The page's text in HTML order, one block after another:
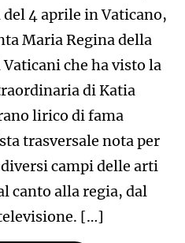
4 aprile in Vaticano,
Maria Regina della
che ha visto la
di Katia
lirico di fama
trasversale nota per
campi delle arti
canto alla regia, dal
[…]